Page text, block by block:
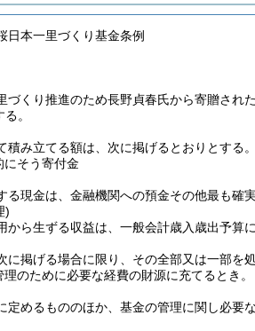
日本一里づくり基金条例
づくり推進のため長野貞春氏から寄贈され
。
積み立てる額は、次に掲げるとおりとする。
にそう寄付金
る現金は、金融機関への預金その他最も確
)
から生ずる収益は、一般会計歳入歳出予算
に掲げる場合に限り、その全部又は一部を
のために必要な経費の財源に充てるとき。
定めるもののほか、基金の管理に関し必要